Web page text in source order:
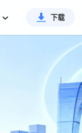
下载